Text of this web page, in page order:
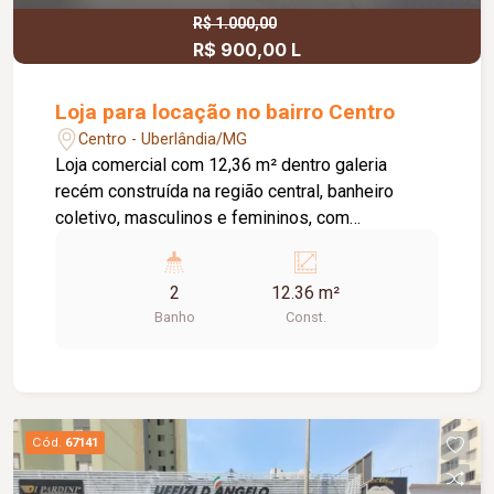
R$ 1.000,00
R$ 900,00 L
Loja para locação no bairro Centro
Centro - Uberlândia/MG
Loja comercial com 12,36 m² dentro galeria
recém construída na região central, banheiro
coletivo, masculinos e femininos, com
lojas grandes e espaçosas, corredores largos,
praça de alimentação, WI-FI, zelador e sistema
de monitoramento.
2
Banho
12.36 m²
Const.
Cód. 67141